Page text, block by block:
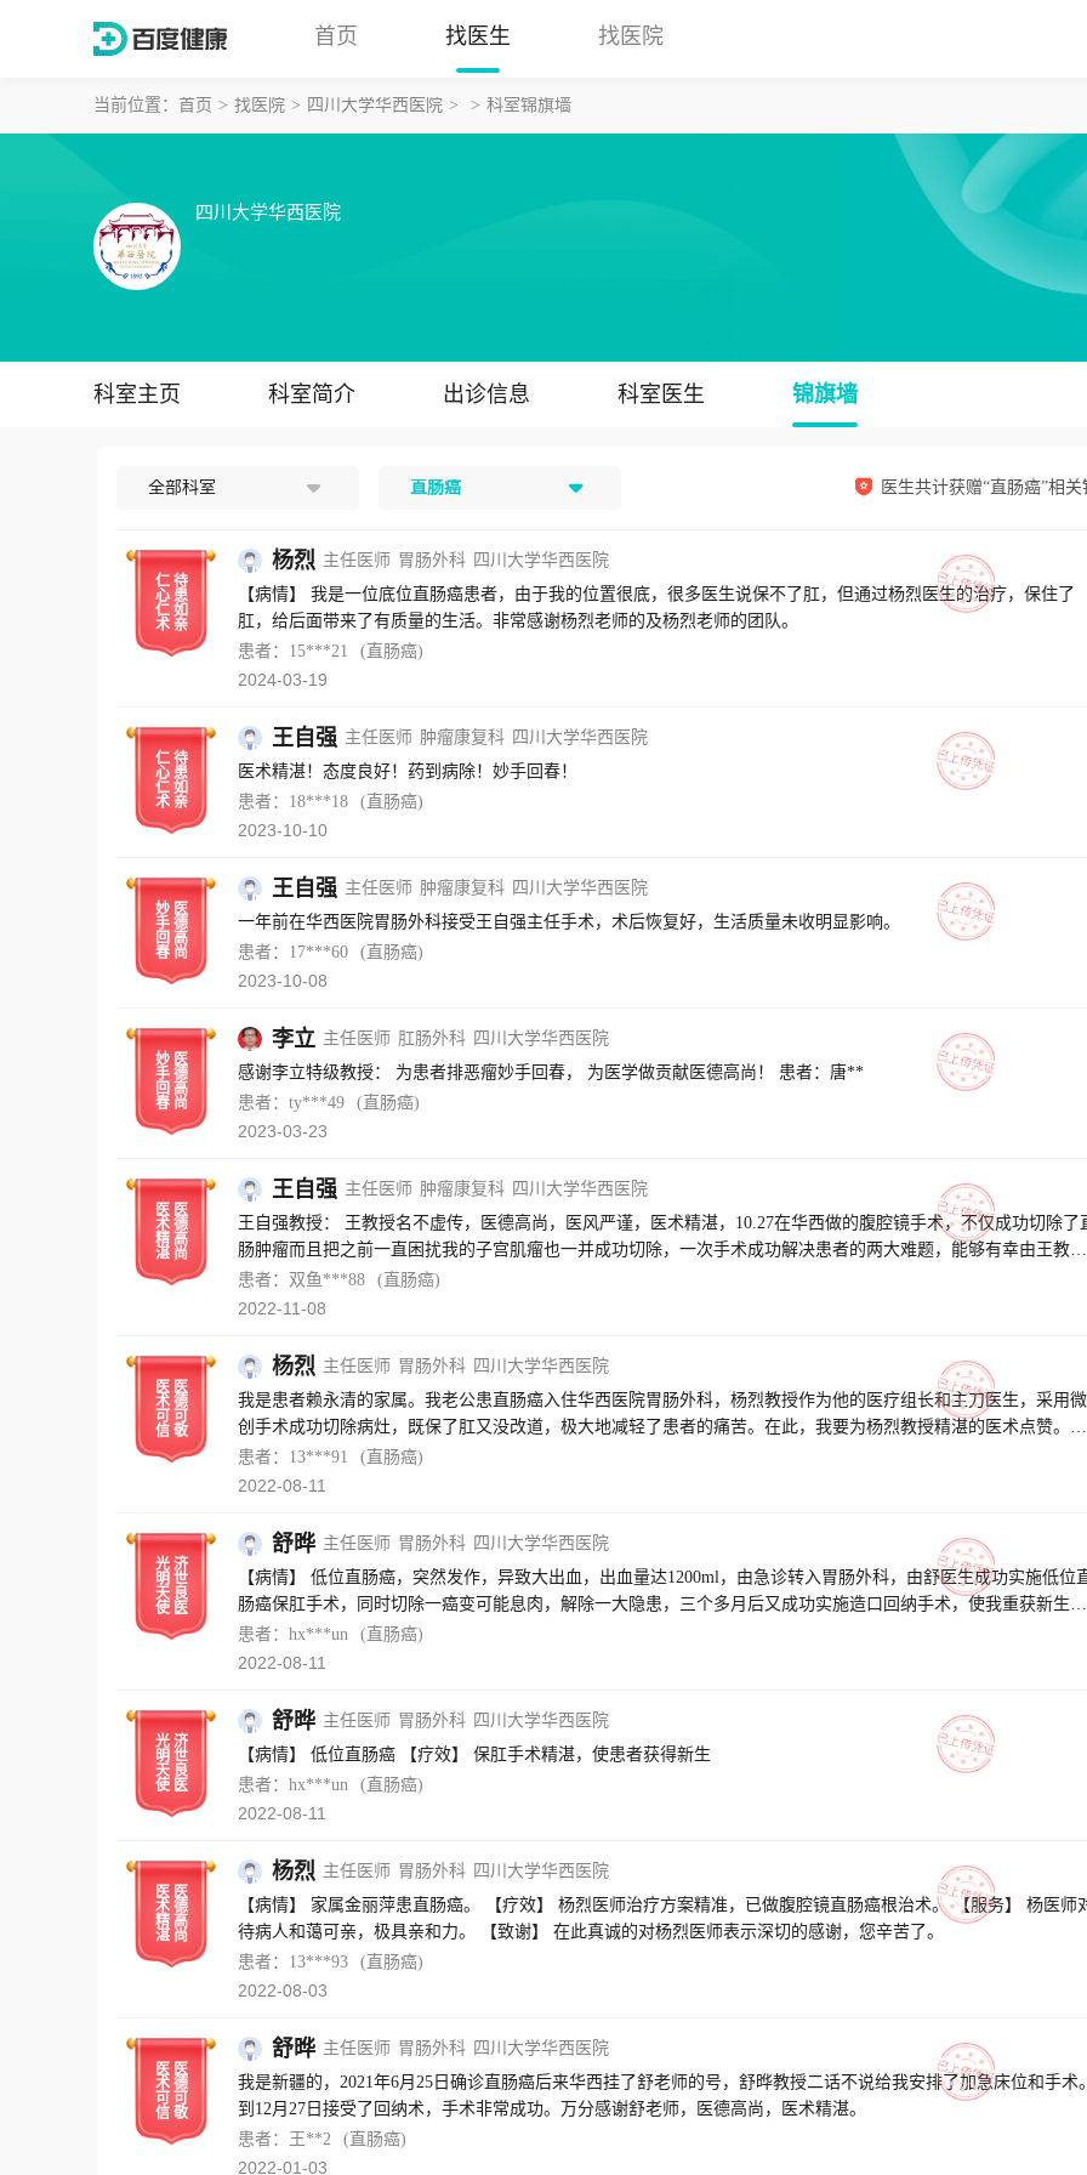
首页 找医生 找医院
当前位置： 首页 找医院 四川大学华西医院 科室锦旗墙
四川大学华西医院
科室主页 科室简介 出诊信息 科室医生 锦旗墙
全部科室 直肠癌 医生共计获赠“直肠癌”相关
仁
心
仁
术
待
患
如
亲
杨烈 主任医师 胃肠外科 四川大学华西医院
【病情】 我是一位底位直肠癌患者，由于我的位置很底，很多医生说保不了肛，但通过杨烈医生的治疗，保住了
肛，给后面带来了有质量的生活。非常感谢杨烈老师的及杨烈老师的团队。
患者：15***21
(直肠癌)
2024-03-19
仁
心
仁
术
待
患
如
亲
王自强 主任医师 肿瘤康复科 四川大学华西医院
医术精湛！态度良好！药到病除！妙手回春！
患者：18***18
(直肠癌)
2023-10-10
妙
手
回
春
医
德
高
尚
王自强 主任医师 肿瘤康复科 四川大学华西医院
一年前在华西医院胃肠外科接受王自强主任手术，术后恢复好，生活质量未收明显影响。
患者：17***60
(直肠癌)
2023-10-08
妙
手
回
春
医
德
高
尚
李立 主任医师 肛肠外科 四川大学华西医院
感谢李立特级教授： 为患者排恶瘤妙手回春， 为医学做贡献医德高尚！ 患者：唐**
患者：ty***49
(直肠癌)
2023-03-23
医
术
精
湛
医
德
高
尚
王自强 主任医师 肿瘤康复科 四川大学华西医院
王自强教授： 王教授名不虚传，医德高尚，医风严谨，医术精湛，10.27在华西做的腹腔镜手术，不仅成功切除了直
肠肿瘤而且把之前一直困扰我的子宫肌瘤也一并成功切除，一次手术成功解决患者的两大难题，能够有幸由王教授
及其团队老师手术是我的三生之幸！好人有好报，衷心祝愿王教授这样的好医生身体健康、万事如意、阖家幸福！
患者：双鱼***88 (直肠癌)
2022-11-08
医
术
可
信
医
德
可
敬
杨烈 主任医师 胃肠外科 四川大学华西医院
我是患者赖永清的家属。我老公患直肠癌入住华西医院胃肠外科，杨烈教授作为他的医疗组长和主刀医生，采用微
创手术成功切除病灶，既保了肛又没改道，极大地减轻了患者的痛苦。在此，我要为杨烈教授精湛的医术点赞。同
时为他亲切和蔼的服务表示由衷的感谢。
患者：13***91 (直肠癌)
2022-08-11
光
明
天
使
济
世
良
医
舒晔 主任医师 胃肠外科 四川大学华西医院
【病情】 低位直肠癌，突然发作，异致大出血，出血量达1200ml，由急诊转入胃肠外科，由舒医生成功实施低位
肠癌保肛手术，同时切除一癌变可能息肉，解除一大隐患，三个多月后又成功实施造口回纳手术，使我重获新生，
感谢光明天使舒晔医生。
患者：hx***un (直肠癌)
2022-08-11
光
明
天
使
济
世
良
医
舒晔 主任医师 胃肠外科 四川大学华西医院
【病情】 低位直肠癌 【疗效】 保肛手术精湛，使患者获得新生
患者：hx***un
(直肠癌)
2022-08-11
医
术
精
湛
医
德
高
尚
杨烈 主任医师 胃肠外科 四川大学华西医院
【病情】 家属金丽萍患直肠癌。 【疗效】 杨烈医师治疗方案精准，已做腹腔镜直肠癌根治术。 【服务】 杨医师
待病人和蔼可亲，极具亲和力。 【致谢】 在此真诚的对杨烈医师表示深切的感谢，您辛苦了。
患者：13***93
(直肠癌)
2022-08-03
医
术
可
信
医
德
可
敬
舒晔 主任医师 胃肠外科 四川大学华西医院
我是新疆的，2021年6月25日确诊直肠癌后来华西挂了舒老师的号，舒晔教授二话不说给我安排了加急床位和手术
到12月27日接受了回纳术，手术非常成功。万分感谢舒老师，医德高尚，医术精湛。
患者：王**2
(直肠癌)
2022-01-03